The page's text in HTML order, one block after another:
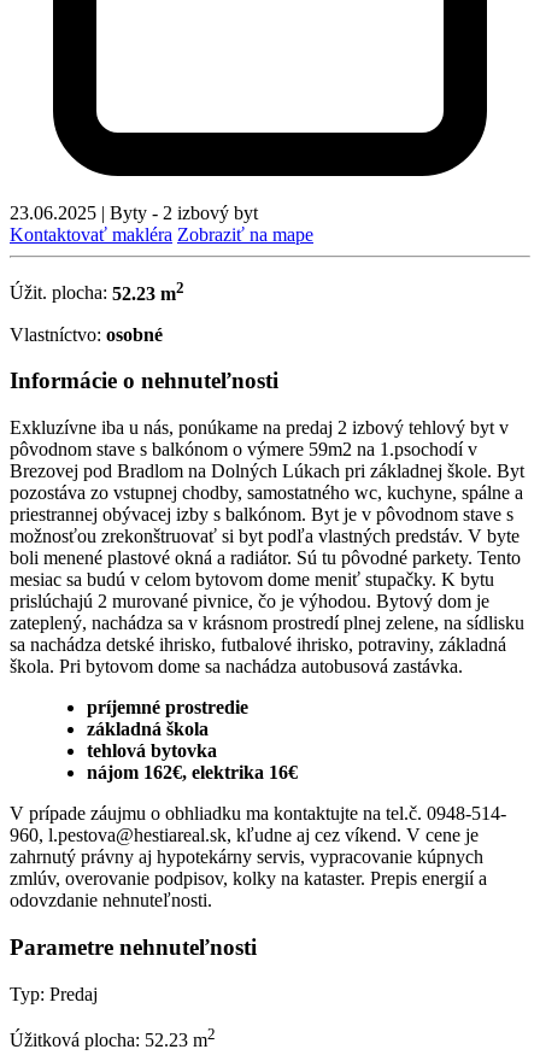
23.06.2025 | Byty - 2 izbový byt
Kontaktovať makléra Zobraziť na mape
Úžit. plocha: 52.23 m2
Vlastníctvo: osobné
Informácie o nehnuteľnosti
Exkluzívne iba u nás, ponúkame na predaj 2 izbový tehlový byt v
pôvodnom stave s balkónom o výmere 59m2 na 1.psochodí v
Brezovej pod Bradlom na Dolných Lúkach pri základnej škole. Byt
pozostáva zo vstupnej chodby, samostatného wc, kuchyne, spálne a
priestrannej obývacej izby s balkónom. Byt je v pôvodnom stave s
možnosťou zrekonštruovať si byt podľa vlastných predstáv. V byte
boli menené plastové okná a radiátor. Sú tu pôvodné parkety. Tento
mesiac sa budú v celom bytovom dome meniť stupačky. K bytu
prislúchajú 2 murované pivnice, čo je výhodou. Bytový dom je
zateplený, nachádza sa v krásnom prostredí plnej zelene, na sídlisku
sa nachádza detské ihrisko, futbalové ihrisko, potraviny, základná
škola. Pri bytovom dome sa nachádza autobusová zastávka.
príjemné prostredie
základná škola
tehlová bytovka
nájom 162€, elektrika 16€
V prípade záujmu o obhliadku ma kontaktujte na tel.č. 0948-514-
960, l.pestova@hestiareal.sk, kľudne aj cez víkend. V cene je
zahrnutý právny aj hypotekárny servis, vypracovanie kúpnych
zmlúv, overovanie podpisov, kolky na kataster. Prepis energií a
odovzdanie nehnuteľnosti.
Parametre nehnuteľnosti
Typ: Predaj
Úžitková plocha: 52.23 m2